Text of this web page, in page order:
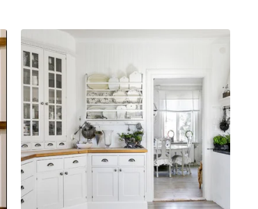
taillé dans un bloc.